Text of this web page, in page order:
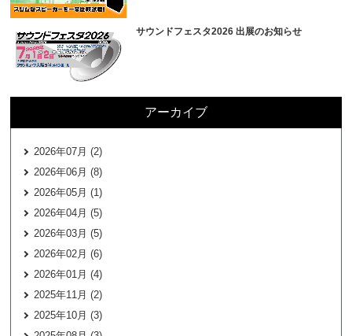
サウンドフェスタ2026 出展のお知らせ
アーカイブ
2026年07月 (2)
2026年06月 (8)
2026年05月 (1)
2026年04月 (5)
2026年03月 (5)
2026年02月 (6)
2026年01月 (4)
2025年11月 (2)
2025年10月 (3)